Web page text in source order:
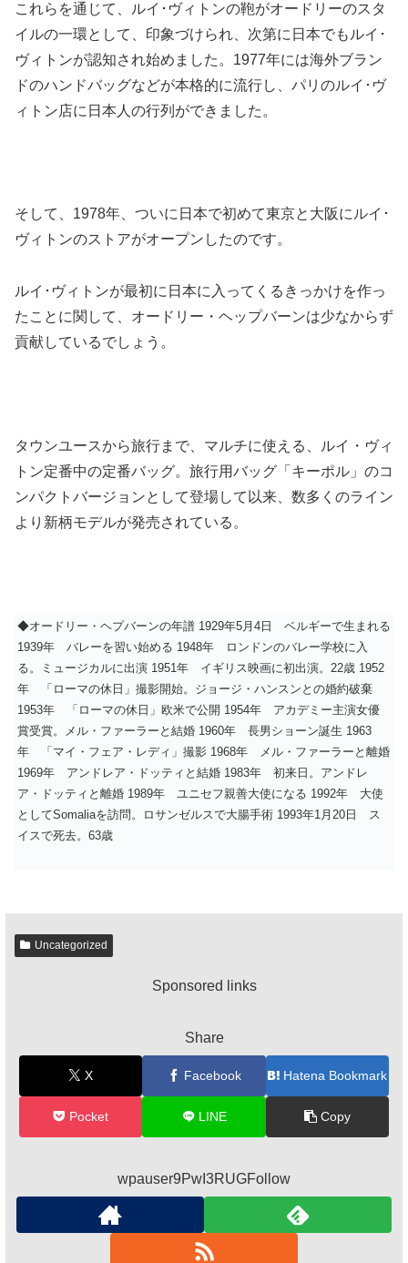
これらを通じて、ルイ･ヴィトンの鞄がオードリーのスタ
イルの一環として、印象づけられ、次第に日本でもルイ･
ヴィトンが認知され始めました。1977年には海外ブラン
ドのハンドバッグなどが本格的に流行し、パリのルイ･ヴ
ィトン店に日本人の行列ができました。
そして、1978年、ついに日本で初めて東京と大阪にルイ･
ヴィトンのストアがオープンしたのです。
ルイ･ヴィトンが最初に日本に入ってくるきっかけを作っ
たことに関して、オードリー・ヘップバーンは少なからず
貢献しているでしょう。
タウンユースから旅行まで、マルチに使える、ルイ・ヴィ
トン定番中の定番バッグ。旅行用バッグ「キーポル」のコ
ンパクトバージョンとして登場して以来、数多くのライン
より新柄モデルが発売されている。
◆オードリー・ヘプバーンの年譜 1929年5月4日 ベルギーで生まれる
1939年 バレーを習い始める 1948年 ロンドンのバレー学校に入
る。ミュージカルに出演 1951年 イギリス映画に初出演。22歳 1952
年 「ローマの休日」撮影開始。ジョージ・ハンスンとの婚約破棄
1953年 「ローマの休日」欧米で公開 1954年 アカデミー主演女優
賞受賞。メル・ファーラーと結婚 1960年 長男ショーン誕生 1963
年 「マイ・フェア・レディ」撮影 1968年 メル・ファーラーと離婚
1969年 アンドレア・ドッティと結婚 1983年 初来日。アンドレ
ア・ドッティと離婚 1989年 ユニセフ親善大使になる 1992年 大使
としてSomaliaを訪問。ロサンゼルスで大腸手術 1993年1月20日 ス
イスで死去。63歳
Uncategorized
Sponsored links
Share
X Facebook Hatena Bookmark
Pocket LINE Copy
wpauser9PwI3RUGFollow